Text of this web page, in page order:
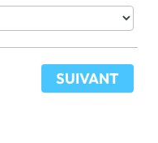
SUIVANT